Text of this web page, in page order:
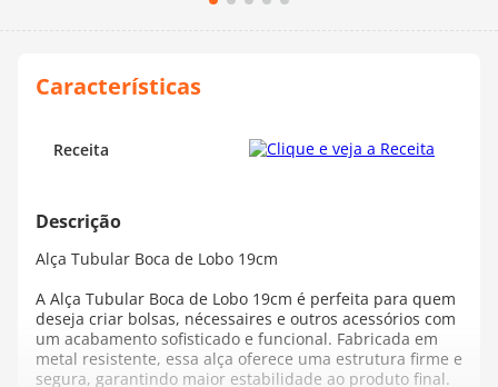
Receita
Alça Tubular Boca de Lobo 19cm
A Alça Tubular Boca de Lobo 19cm é perfeita para quem
deseja criar bolsas, nécessaires e outros acessórios com
um acabamento sofisticado e funcional. Fabricada em
metal resistente, essa alça oferece uma estrutura firme e
segura, garantindo maior estabilidade ao produto final.